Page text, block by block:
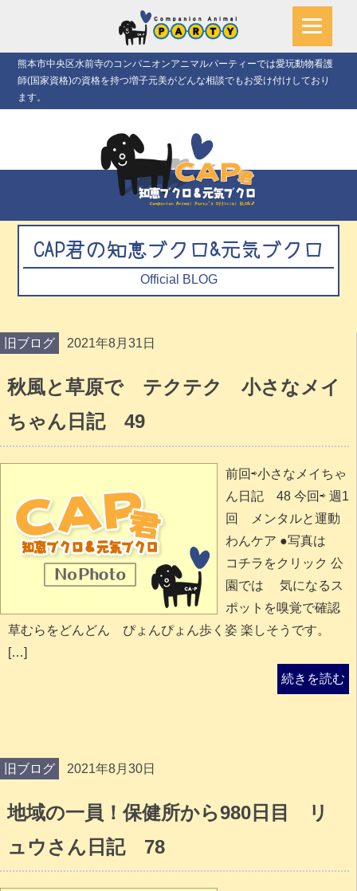
熊本市中央区水前寺のコンパニオンアニマルパーティーでは愛玩動物看護
師(国家資格)の資格を持つ増子元美がどんな相談でもお受け付けしており
ます。
CAP君の知恵ブクロ&元気ブクロ
Official BLOG
旧ブログ 2021年8月31日
秋風と草原で テクテク 小さなメイ
ちゃん日記 49
前回⇨小さなメイちゃ
ん日記 48 今回⇨ 週1
回 メンタルと運動
わんケア ●写真は
コチラをクリック 公
園では 気になるス
ポットを嗅覚で確認
草むらをどんどん ぴょんぴょん歩く姿 楽しそうです。
[…]
続きを読む
旧ブログ 2021年8月30日
地域の一員！保健所から980日目 リ
ュウさん日記 78